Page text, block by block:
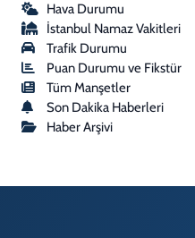
Hava Durumu
İstanbul Namaz Vakitleri
Trafik Durumu
Puan Durumu ve Fikstür
Tüm Manşetler
Son Dakika Haberleri
Haber Arşivi